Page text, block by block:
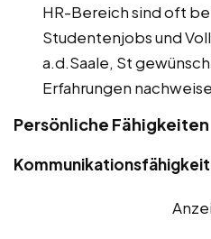
HR-Bereich sind oft
Studentenjobs und
a.d.Saale, St
Erfahrungen
Persönliche Fähigkeiten